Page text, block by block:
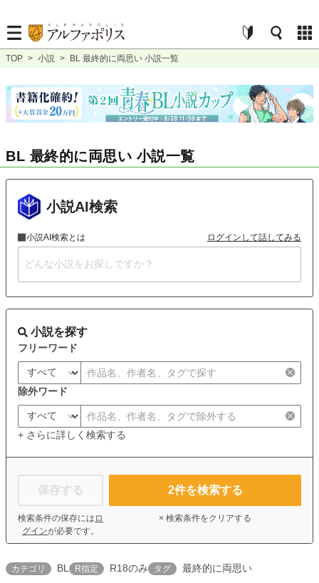
TOP > 小説 > BL 最終的に両思い 小説一覧
BL 最終的に両思い 小説一覧
小説AI検索
小説AI検索とは ログインして話してみる
小説を探す
フリーワード
除外ワード
+ さらに詳しく検索する
保存する
検索条件の保存には ロ
グインが必要です。
2件を検索する
× 検索条件をクリアする
カテゴリ BL R指定 R18のみ タグ 最終的に両思い